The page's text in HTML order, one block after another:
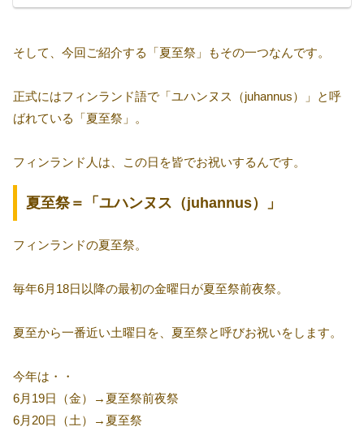
そして、今回ご紹介する「夏至祭」もその一つなんです。
正式にはフィンランド語で「ユハンヌス（juhannus）」と呼
ばれている「夏至祭」。
フィンランド人は、この日を皆でお祝いするんです。
夏至祭＝「ユハンヌス（juhannus）」
フィンランドの夏至祭。
毎年6月18日以降の最初の金曜日が夏至祭前夜祭。
夏至から一番近い土曜日を、夏至祭と呼びお祝いをします。
今年は・・
6月19日（金）→夏至祭前夜祭
6月20日（土）→夏至祭